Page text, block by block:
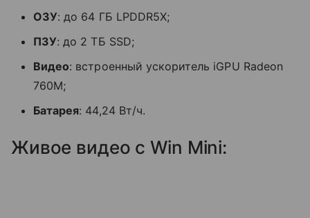
ОЗУ: до 64 ГБ LPDDR5X;
ПЗУ: до 2 ТБ SSD;
Видео: встроенный ускоритель iGPU Radeon
760M;
Батарея: 44,24 Вт/ч.
Живое видео с Win Mini: